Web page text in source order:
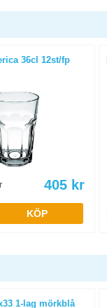
36cl 12st/fp
405 kr
KÖP
1-lag mörkblå